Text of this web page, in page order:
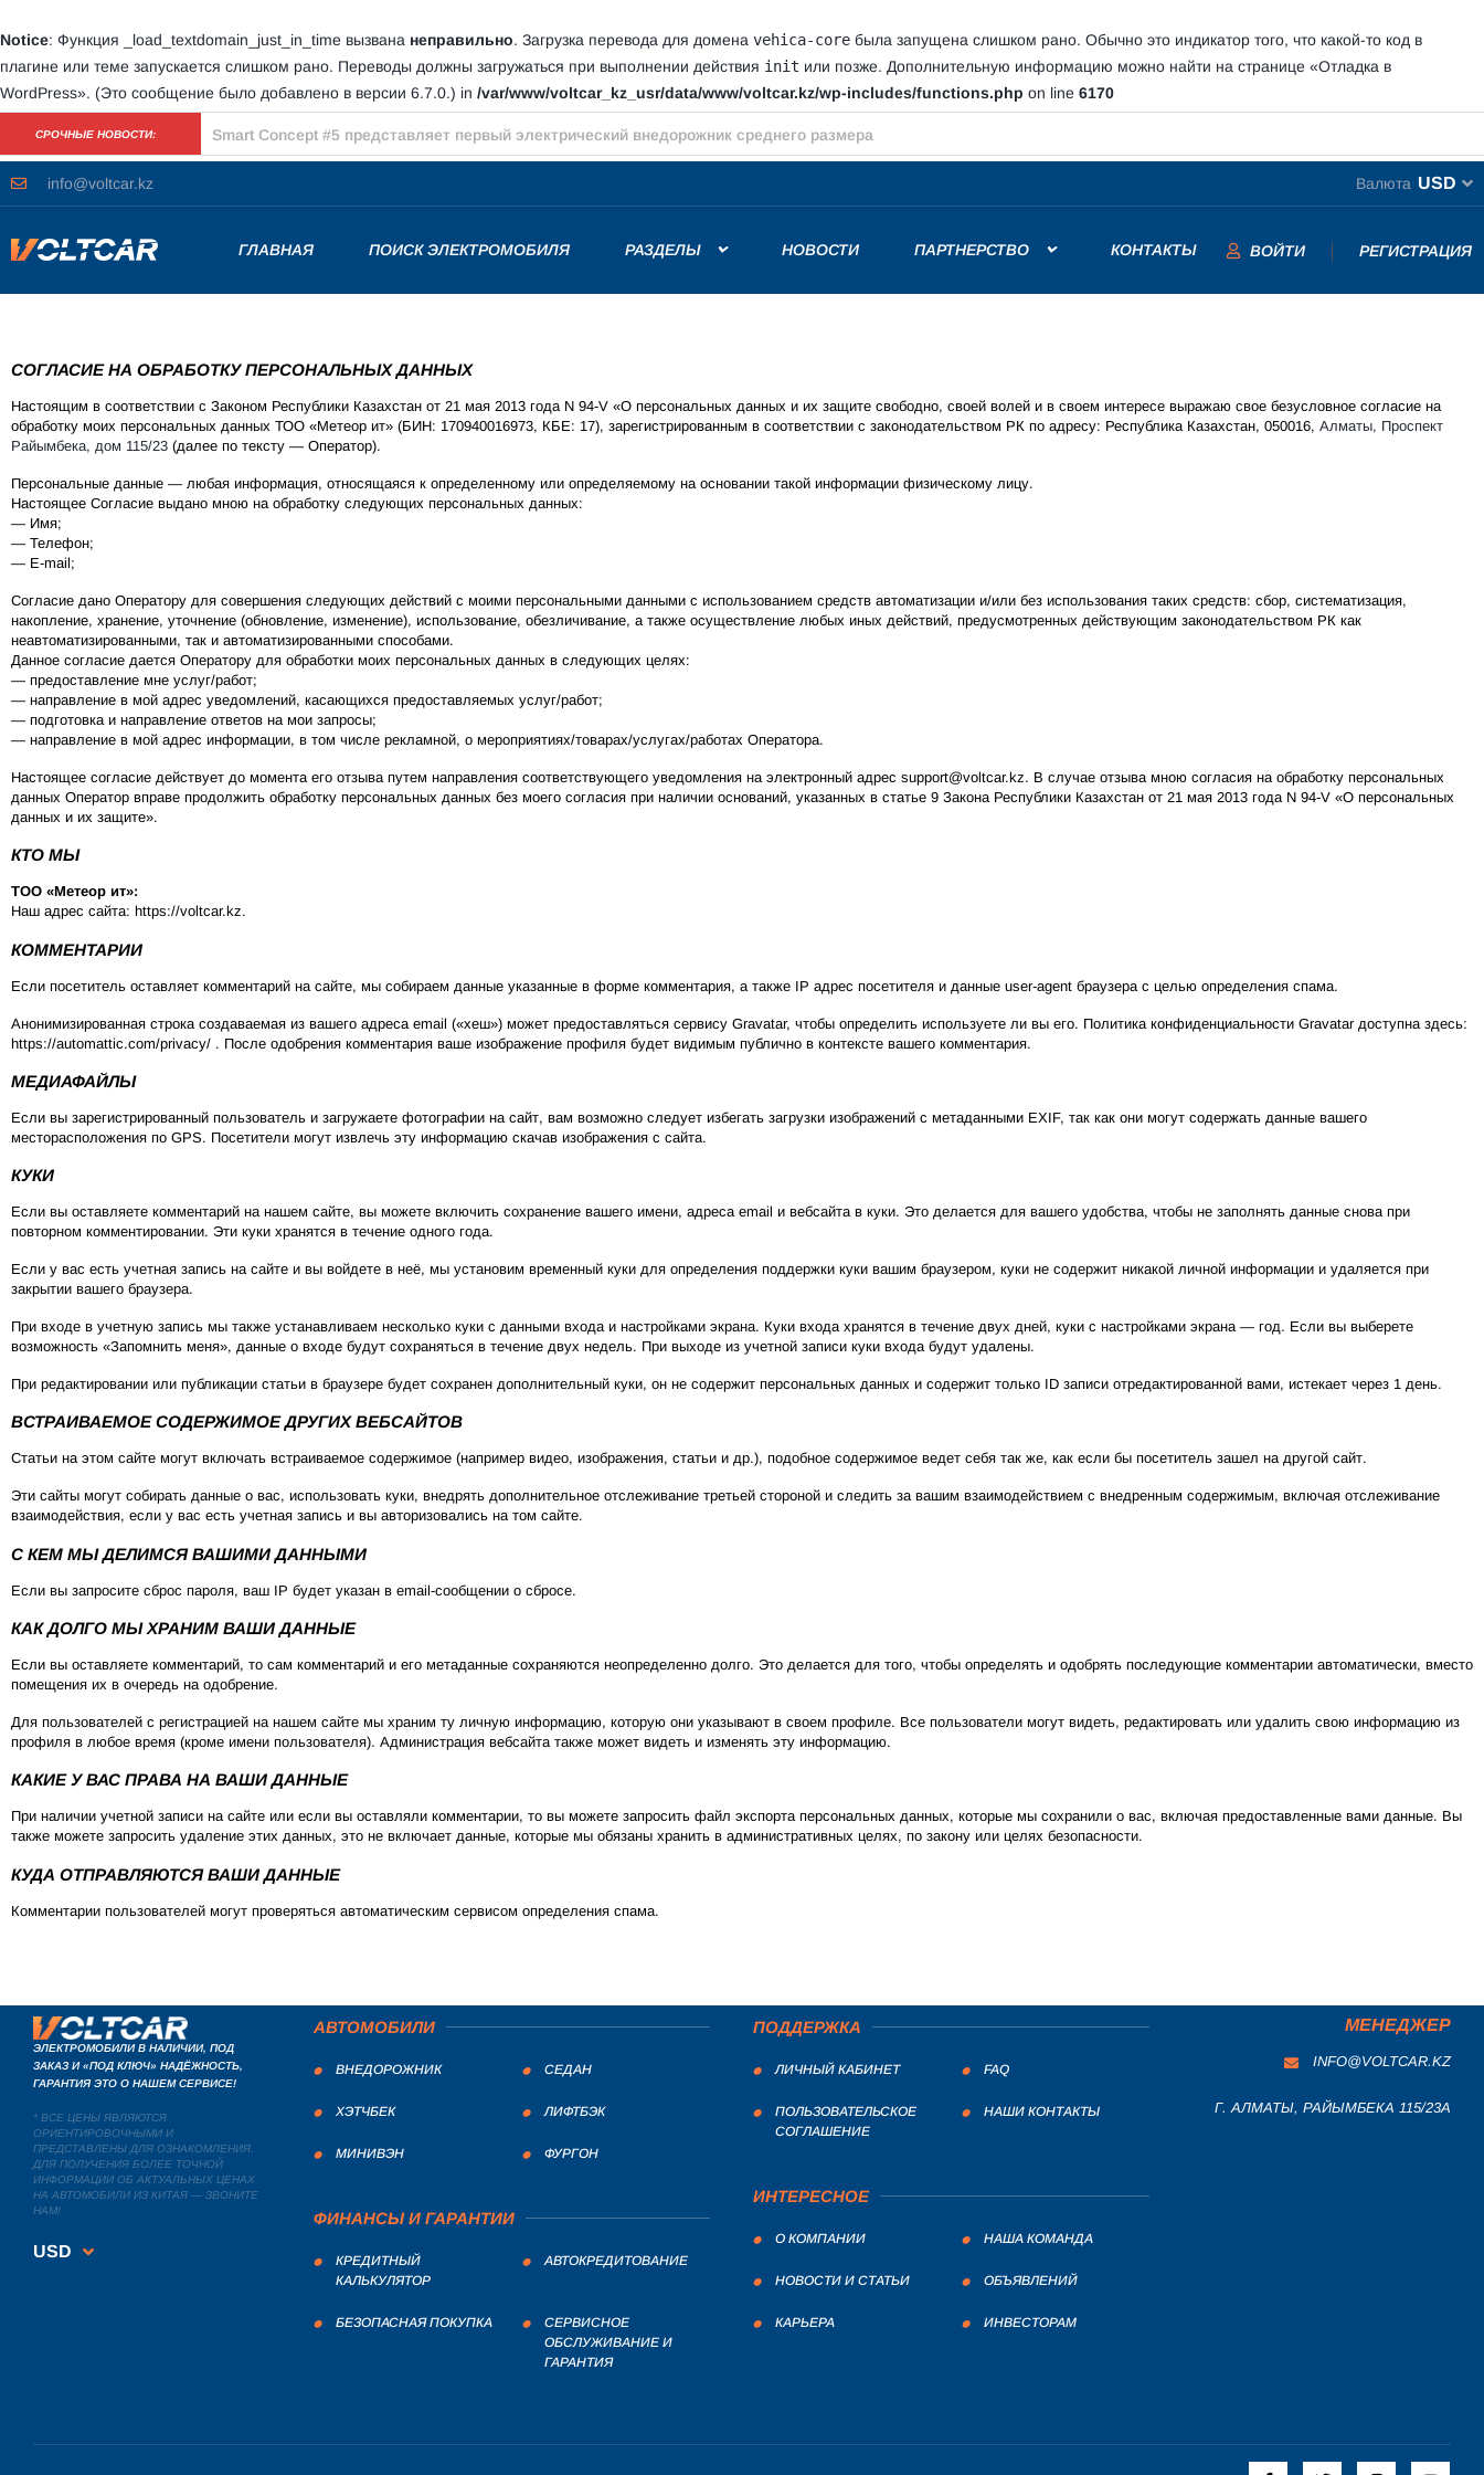
Notice: Функция _load_textdomain_just_in_time вызвана неправильно. Загрузка перевода для домена vehica-core была запущена слишком рано. Обычно это индикатор того, что какой-то код в
плагине или теме запускается слишком рано. Переводы должны загружаться при выполнении действия init или позже. Дополнительную информацию можно найти на странице «Отладка в
WordPress». (Это сообщение было добавлено в версии 6.7.0.) in /var/www/voltcar_kz_usr/data/www/voltcar.kz/wp-includes/functions.php on line 6170
СРОЧНЫЕ НОВОСТИ: AMG GT63 SE Performance мощностью 805 л.с. — самый быстрый Mercedes за всю историю
info@voltcar.kz Валюта USD
ГЛАВНАЯ ПОИСК ЭЛЕКТРОМОБИЛЯ РАЗДЕЛЫ НОВОСТИ ПАРТНЕРСТВО КОНТАКТЫ ВОЙТИ РЕГИСТРАЦИЯ
СОГЛАСИЕ НА ОБРАБОТКУ ПЕРСОНАЛЬНЫХ ДАННЫХ
Настоящим в соответствии с Законом Республики Казахстан от 21 мая 2013 года N 94-V «О персональных данных и их защите свободно, своей волей и в своем интересе выражаю свое безусловное согласие на
обработку моих персональных данных ТОО «Метеор ит» (БИН: 170940016973, КБЕ: 17), зарегистрированным в соответствии с законодательством РК по адресу: Республика Казахстан, 050016, Алматы, Проспект
Райымбека, дом 115/23 (далее по тексту — Оператор).
Персональные данные — любая информация, относящаяся к определенному или определяемому на основании такой информации физическому лицу.
Настоящее Согласие выдано мною на обработку следующих персональных данных:
— Имя;
— Телефон;
— E-mail;
Согласие дано Оператору для совершения следующих действий с моими персональными данными с использованием средств автоматизации и/или без использования таких средств: сбор, систематизация,
накопление, хранение, уточнение (обновление, изменение), использование, обезличивание, а также осуществление любых иных действий, предусмотренных действующим законодательством РК как
неавтоматизированными, так и автоматизированными способами.
Данное согласие дается Оператору для обработки моих персональных данных в следующих целях:
— предоставление мне услуг/работ;
— направление в мой адрес уведомлений, касающихся предоставляемых услуг/работ;
— подготовка и направление ответов на мои запросы;
— направление в мой адрес информации, в том числе рекламной, о мероприятиях/товарах/услугах/работах Оператора.
Настоящее согласие действует до момента его отзыва путем направления соответствующего уведомления на электронный адрес support@voltcar.kz. В случае отзыва мною согласия на обработку персональных
данных Оператор вправе продолжить обработку персональных данных без моего согласия при наличии оснований, указанных в статье 9 Закона Республики Казахстан от 21 мая 2013 года N 94-V «О персональных
данных и их защите».
КТО МЫ
ТОО «Метеор ит»:
Наш адрес сайта: https://voltcar.kz.
КОММЕНТАРИИ
Если посетитель оставляет комментарий на сайте, мы собираем данные указанные в форме комментария, а также IP адрес посетителя и данные user-agent браузера с целью определения спама.
Анонимизированная строка создаваемая из вашего адреса email («хеш») может предоставляться сервису Gravatar, чтобы определить используете ли вы его. Политика конфиденциальности Gravatar доступна здесь:
https://automattic.com/privacy/ . После одобрения комментария ваше изображение профиля будет видимым публично в контексте вашего комментария.
МЕДИАФАЙЛЫ
Если вы зарегистрированный пользователь и загружаете фотографии на сайт, вам возможно следует избегать загрузки изображений с метаданными EXIF, так как они могут содержать данные вашего
месторасположения по GPS. Посетители могут извлечь эту информацию скачав изображения с сайта.
КУКИ
Если вы оставляете комментарий на нашем сайте, вы можете включить сохранение вашего имени, адреса email и вебсайта в куки. Это делается для вашего удобства, чтобы не заполнять данные снова при
повторном комментировании. Эти куки хранятся в течение одного года.
Если у вас есть учетная запись на сайте и вы войдете в неё, мы установим временный куки для определения поддержки куки вашим браузером, куки не содержит никакой личной информации и удаляется при
закрытии вашего браузера.
При входе в учетную запись мы также устанавливаем несколько куки с данными входа и настройками экрана. Куки входа хранятся в течение двух дней, куки с настройками экрана — год. Если вы выберете
возможность «Запомнить меня», данные о входе будут сохраняться в течение двух недель. При выходе из учетной записи куки входа будут удалены.
При редактировании или публикации статьи в браузере будет сохранен дополнительный куки, он не содержит персональных данных и содержит только ID записи отредактированной вами, истекает через 1 день.
ВСТРАИВАЕМОЕ СОДЕРЖИМОЕ ДРУГИХ ВЕБСАЙТОВ
Статьи на этом сайте могут включать встраиваемое содержимое (например видео, изображения, статьи и др.), подобное содержимое ведет себя так же, как если бы посетитель зашел на другой сайт.
Эти сайты могут собирать данные о вас, использовать куки, внедрять дополнительное отслеживание третьей стороной и следить за вашим взаимодействием с внедренным содержимым, включая отслеживание
взаимодействия, если у вас есть учетная запись и вы авторизовались на том сайте.
С КЕМ МЫ ДЕЛИМСЯ ВАШИМИ ДАННЫМИ
Если вы запросите сброс пароля, ваш IP будет указан в email-сообщении о сбросе.
КАК ДОЛГО МЫ ХРАНИМ ВАШИ ДАННЫЕ
Если вы оставляете комментарий, то сам комментарий и его метаданные сохраняются неопределенно долго. Это делается для того, чтобы определять и одобрять последующие комментарии автоматически, вместо
помещения их в очередь на одобрение.
Для пользователей с регистрацией на нашем сайте мы храним ту личную информацию, которую они указывают в своем профиле. Все пользователи могут видеть, редактировать или удалить свою информацию из
профиля в любое время (кроме имени пользователя). Администрация вебсайта также может видеть и изменять эту информацию.
КАКИЕ У ВАС ПРАВА НА ВАШИ ДАННЫЕ
При наличии учетной записи на сайте или если вы оставляли комментарии, то вы можете запросить файл экспорта персональных данных, которые мы сохранили о вас, включая предоставленные вами данные. Вы
также можете запросить удаление этих данных, это не включает данные, которые мы обязаны хранить в административных целях, по закону или целях безопасности.
КУДА ОТПРАВЛЯЮТСЯ ВАШИ ДАННЫЕ
Комментарии пользователей могут проверяться автоматическим сервисом определения спама.
ЭЛЕКТРОМОБИЛИ В НАЛИЧИИ, ПОД
ЗАКАЗ И «ПОД КЛЮЧ» НАДЁЖНОСТЬ,
ГАРАНТИЯ ЭТО О НАШЕМ СЕРВИСЕ!
* ВСЕ ЦЕНЫ ЯВЛЯЮТСЯ
ОРИЕНТИРОВОЧНЫМИ И
ПРЕДСТАВЛЕНЫ ДЛЯ ОЗНАКОМЛЕНИЯ.
ДЛЯ ПОЛУЧЕНИЯ БОЛЕЕ ТОЧНОЙ
ИНФОРМАЦИИ ОБ АКТУАЛЬНЫХ ЦЕНАХ
НА АВТОМОБИЛИ ИЗ КИТАЯ — ЗВОНИТЕ
НАМ!
USD
АВТОМОБИЛИ
ВНЕДОРОЖНИК СЕДАН
ХЭТЧБЕК ЛИФТБЭК
МИНИВЭН ФУРГОН
ФИНАНСЫ И ГАРАНТИИ
КРЕДИТНЫЙ
КАЛЬКУЛЯТОР
АВТОКРЕДИТОВАНИЕ
БЕЗОПАСНАЯ ПОКУПКА
СЕРВИСНОЕ
ОБСЛУЖИВАНИЕ И
ГАРАНТИЯ
ПОДДЕРЖКА
ЛИЧНЫЙ КАБИНЕТ FAQ
ПОЛЬЗОВАТЕЛЬСКОЕ
СОГЛАШЕНИЕ
НАШИ КОНТАКТЫ
ИНТЕРЕСНОЕ
О КОМПАНИИ НАША КОМАНДА
НОВОСТИ И СТАТЬИ ОБЪЯВЛЕНИЙ
КАРЬЕРА ИНВЕСТОРАМ
МЕНЕДЖЕР
INFO@VOLTCAR.KZ
Г. АЛМАТЫ, РАЙЫМБЕКА 115/23A